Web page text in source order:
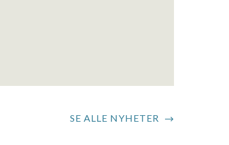
SE ALLE NYHETER